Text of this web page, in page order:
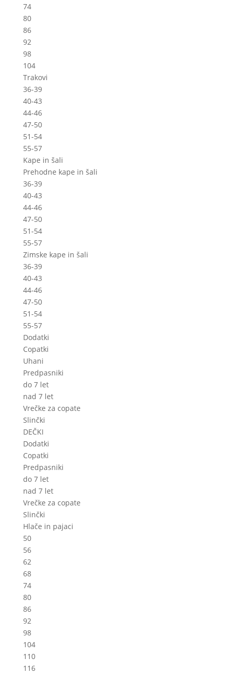
74
80
86
92
98
104
Trakovi
36-39
40-43
44-46
47-50
51-54
55-57
Kape in šali
Prehodne kape in šali
36-39
40-43
44-46
47-50
51-54
55-57
Zimske kape in šali
36-39
40-43
44-46
47-50
51-54
55-57
Dodatki
Copatki
Uhani
Predpasniki
do 7 let
nad 7 let
Vrečke za copate
Slinčki
DEČKI
Dodatki
Copatki
Predpasniki
do 7 let
nad 7 let
Vrečke za copate
Slinčki
Hlače in pajaci
50
56
62
68
74
80
86
92
98
104
110
116